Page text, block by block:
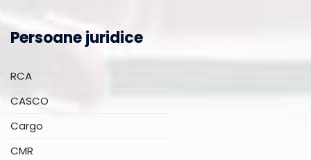
Persoane juridice
RCA
CASCO
Cargo
CMR